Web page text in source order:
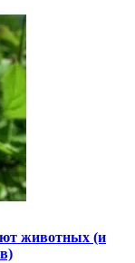
животных (и